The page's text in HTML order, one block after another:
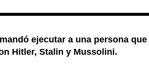
ejecutar a una persona
Hitler, Stalin y Mussolini.